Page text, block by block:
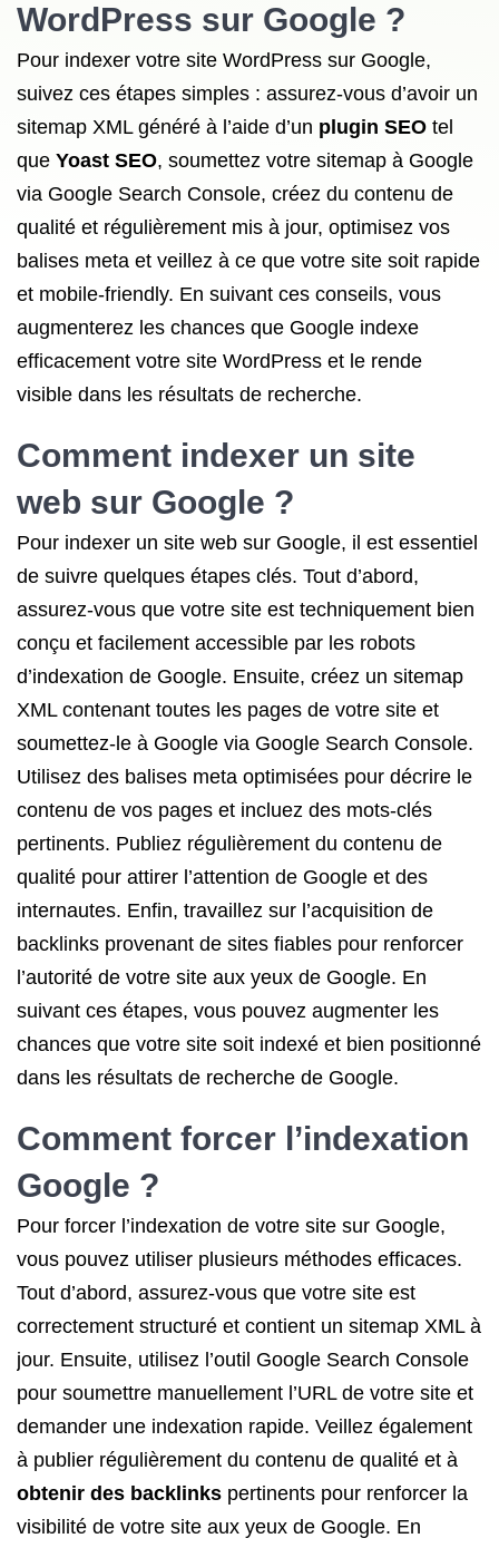
WordPress sur Google ?
Pour indexer votre site WordPress sur Google,
suivez ces étapes simples : assurez-vous d’avoir un
sitemap XML généré à l’aide d’un plugin SEO tel
que Yoast SEO, soumettez votre sitemap à Google
via Google Search Console, créez du contenu de
qualité et régulièrement mis à jour, optimisez vos
balises meta et veillez à ce que votre site soit rapide
et mobile-friendly. En suivant ces conseils, vous
augmenterez les chances que Google indexe
efficacement votre site WordPress et le rende
visible dans les résultats de recherche.
Comment indexer un site
web sur Google ?
Pour indexer un site web sur Google, il est essentiel
de suivre quelques étapes clés. Tout d’abord,
assurez-vous que votre site est techniquement bien
conçu et facilement accessible par les robots
d’indexation de Google. Ensuite, créez un sitemap
XML contenant toutes les pages de votre site et
soumettez-le à Google via Google Search Console.
Utilisez des balises meta optimisées pour décrire le
contenu de vos pages et incluez des mots-clés
pertinents. Publiez régulièrement du contenu de
qualité pour attirer l’attention de Google et des
internautes. Enfin, travaillez sur l’acquisition de
backlinks provenant de sites fiables pour renforcer
l’autorité de votre site aux yeux de Google. En
suivant ces étapes, vous pouvez augmenter les
chances que votre site soit indexé et bien positionné
dans les résultats de recherche de Google.
Comment forcer l’indexation
Google ?
Pour forcer l’indexation de votre site sur Google,
vous pouvez utiliser plusieurs méthodes efficaces.
Tout d’abord, assurez-vous que votre site est
correctement structuré et contient un sitemap XML à
jour. Ensuite, utilisez l’outil Google Search Console
pour soumettre manuellement l’URL de votre site et
demander une indexation rapide. Veillez également
à publier régulièrement du contenu de qualité et à
obtenir des backlinks pertinents pour renforcer la
visibilité de votre site aux yeux de Google. En